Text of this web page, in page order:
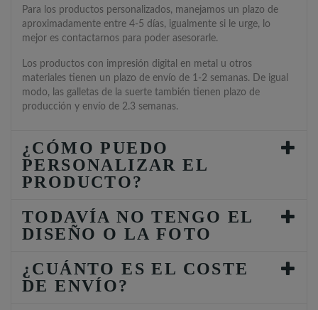
Para los productos personalizados, manejamos un plazo de
aproximadamente entre 4-5 días, igualmente si le urge, lo
mejor es contactarnos para poder asesorarle.
Los productos con impresión digital en metal u otros
materiales tienen un plazo de envío de 1-2 semanas. De igual
modo, las galletas de la suerte también tienen plazo de
producción y envío de 2.3 semanas.
¿CÓMO PUEDO
PERSONALIZAR EL
PRODUCTO?
TODAVÍA NO TENGO EL
DISEÑO O LA FOTO
¿CUÁNTO ES EL COSTE
DE ENVÍO?